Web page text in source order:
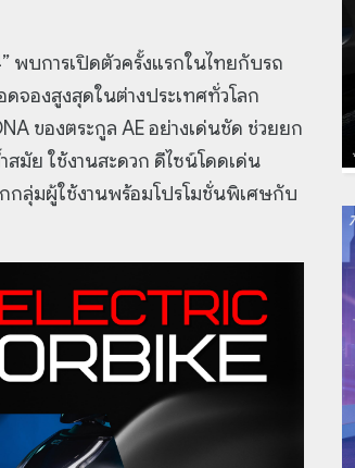
พบการเปิดตัวครั้งแรกในไทยกับรถ
จองสูงสุดในต่างประเทศทั่วโลก
ของตระกูล AE อย่างเด่นชัด ช่วยยก
มัย ใช้งานสะดวก ดีไซน์โดดเด่น
กลุ่มผู้ใช้งานพร้อมโปรโมชั่นพิเศษกับ